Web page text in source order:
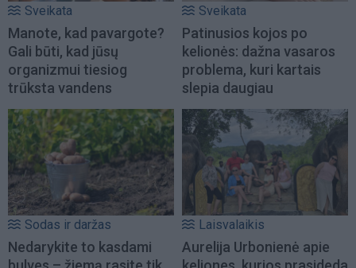
Sveikata
Manote, kad pavargote?
Gali būti, kad jūsų
organizmui tiesiog
trūksta vandens
Sveikata
Patinusios kojos po
kelionės: dažna vasaros
problema, kuri kartais
slepia daugiau
Sodas ir daržas
Nedarykite to kasdami
Laisvalaikis
Aurelija Urbonienė apie